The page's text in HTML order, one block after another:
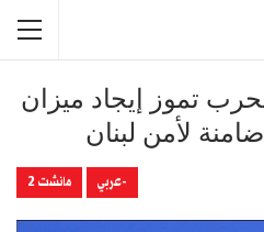
تموز إيجاد ميزان
لأمن لبنان
-عربي مانشت 2